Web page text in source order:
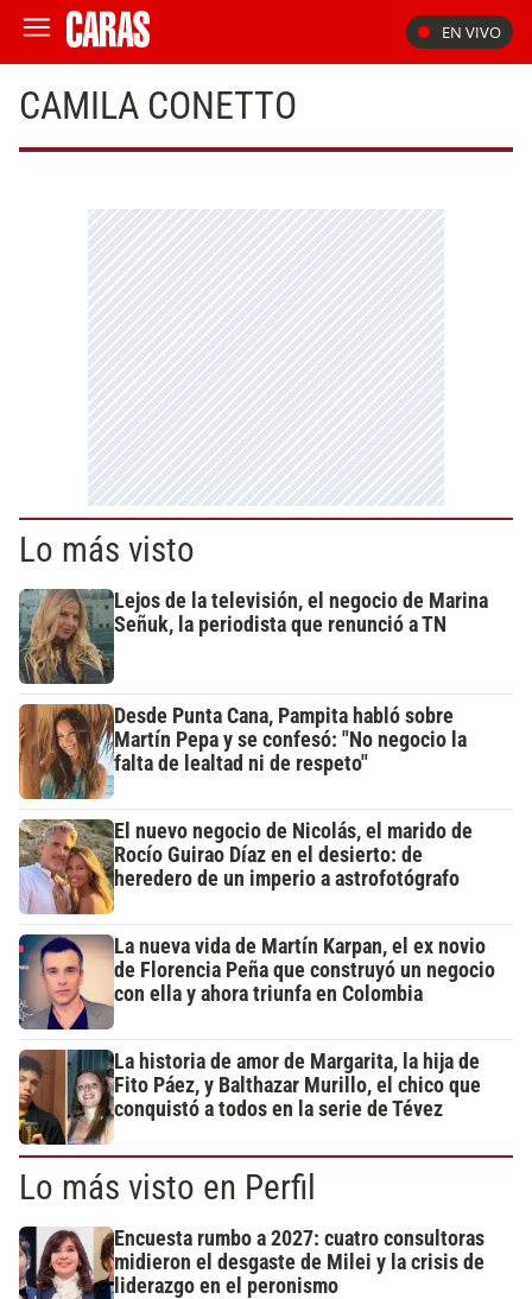
EN VIVO
CAMILA CONETTO
Lo más visto
Lejos de la televisión, el negocio de Marina
Señuk, la periodista que renunció a TN
Desde Punta Cana, Pampita habló sobre
Martín Pepa y se confesó: "No negocio la
falta de lealtad ni de respeto"
El nuevo negocio de Nicolás, el marido de
Rocío Guirao Díaz en el desierto: de
heredero de un imperio a astrofotógrafo
La nueva vida de Martín Karpan, el ex novio
de Florencia Peña que construyó un negocio
con ella y ahora triunfa en Colombia
La historia de amor de Margarita, la hija de
Fito Páez, y Balthazar Murillo, el chico que
conquistó a todos en la serie de Tévez
Lo más visto en Perfil
Encuesta rumbo a 2027: cuatro consultoras
midieron el desgaste de Milei y la crisis de
liderazgo en el peronismo